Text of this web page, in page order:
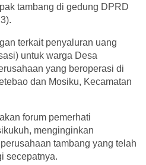
tambang di gedung DPRD
terkait penyaluran uang
untuk warga Desa
yang beroperasi di
dan Mosiku, Kecamatan
forum pemerhati
menginginkan
tambang yang telah
secepatnya.